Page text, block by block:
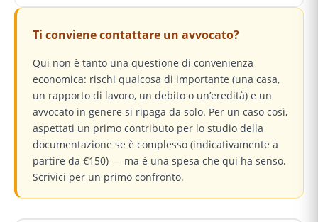
Ti conviene contattare un avvocato?
Qui non è tanto una questione di convenienza
economica: rischi qualcosa di importante (una casa,
un rapporto di lavoro, un debito o un’eredità) e un
avvocato in genere si ripaga da solo. Per un caso così,
aspettati un primo contributo per lo studio della
documentazione se è complesso (indicativamente a
partire da €150) — ma è una spesa che qui ha senso.
Scrivici per un primo confronto.